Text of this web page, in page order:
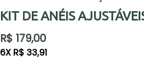
KIT DE ANÉIS
Preço
normal
R$ 179,00
6X R$ 33,91